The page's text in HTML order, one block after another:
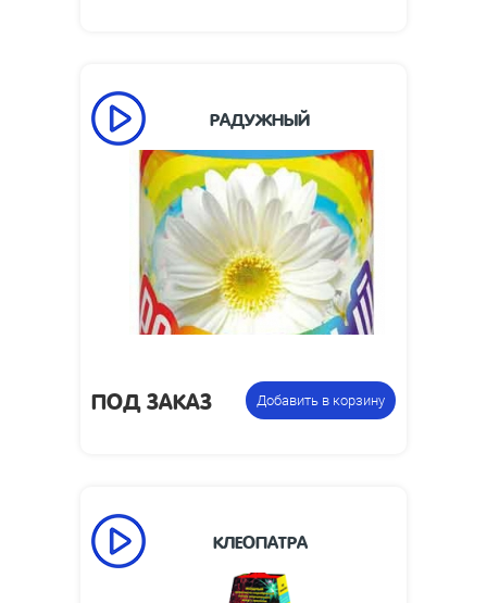
РАДУЖНЫЙ
Время работы, сек:
90
Высота пламени, м:
Размеры изделия,
174 х 126 х 126
Вес упаковки, кг:
0.25
Цена указана за
фасовку:
Фонтан
пиротехнический
ПОД ЗАКАЗ Добавить в корзину
КЛЕОПАТРА
Время работы, сек:
110